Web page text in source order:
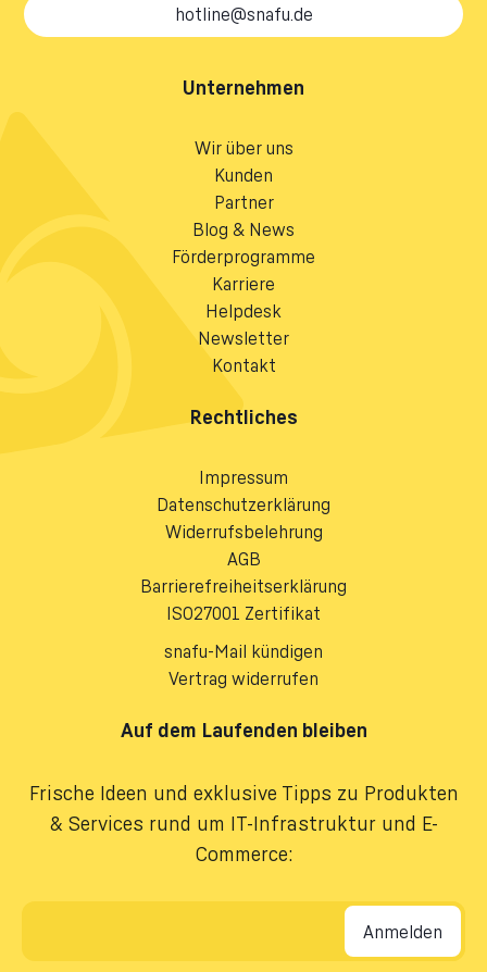
hotline@snafu.de
Unternehmen
Wir über uns
Kunden
Partner
Blog & News
Förderprogramme
Karriere
Helpdesk
Newsletter
Kontakt
Rechtliches
Impressum
Datenschutzerklärung
Widerrufsbelehrung
AGB
Barrierefreiheitserklärung
ISO27001 Zertifikat
snafu-Mail kündigen
Vertrag widerrufen
Auf dem Laufenden bleiben
Frische Ideen und exklusive Tipps zu Produkten
& Services rund um IT-Infrastruktur und E-
Commerce:
E-Mail-Adresse